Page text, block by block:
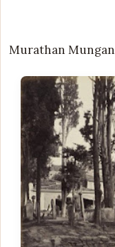
Murathan Mungan